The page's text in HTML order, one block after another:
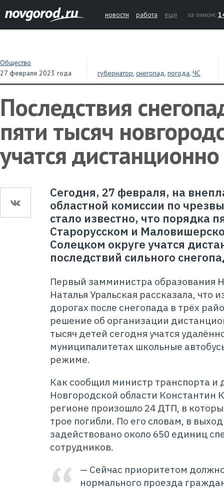
новости работа ещё за окном:
Общество
27 февраля 2023 года
губернатор, снегопад, погода, ЧС
Последствия
пяти тысяч
учатся дистанционно
Сегодня, 27 февраля, на
областной комиссии по
стало известно, что порядка
Старорусском и
Солецком округе учатся
последствий сильного
Первый замминистра образования
Наталья Уральская рассказала, что
дорогах после снегопада в трёх
решение об организации
тысяч детей сегодня учатся
муниципалитетах школьные
режиме.
Как сообщил министр транспорта и
Новгородской области Константин
регионе произошло 24 ДТП, в
трое погибли. По его словам, в
задействовано около 650 единиц
сотрудников.
— Сейчас приоритетом
нормального проезда